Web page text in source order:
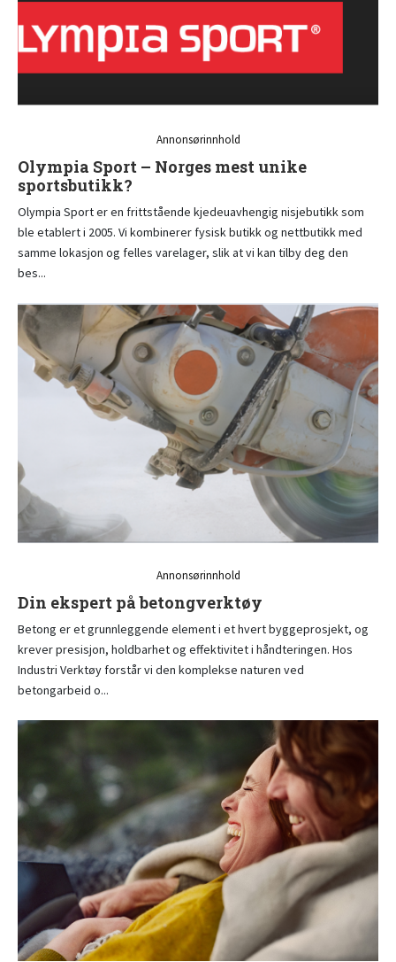
Annonsørinnhold
Olympia Sport – Norges mest unike
sportsbutikk?
Olympia Sport er en frittstående kjedeuavhengig nisjebutikk som
ble etablert i 2005. Vi kombinerer fysisk butikk og nettbutikk med
samme lokasjon og felles varelager, slik at vi kan tilby deg den
bes...
Annonsørinnhold
Din ekspert på betongverktøy
Betong er et grunnleggende element i et hvert byggeprosjekt, og
krever presisjon, holdbarhet og effektivitet i håndteringen. Hos
Industri Verktøy forstår vi den komplekse naturen ved
betongarbeid o...